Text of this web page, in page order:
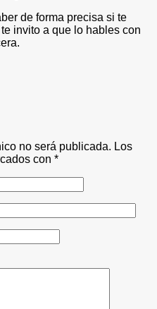
de forma precisa si te
invito a que lo hables con
no será publicada. Los
con *